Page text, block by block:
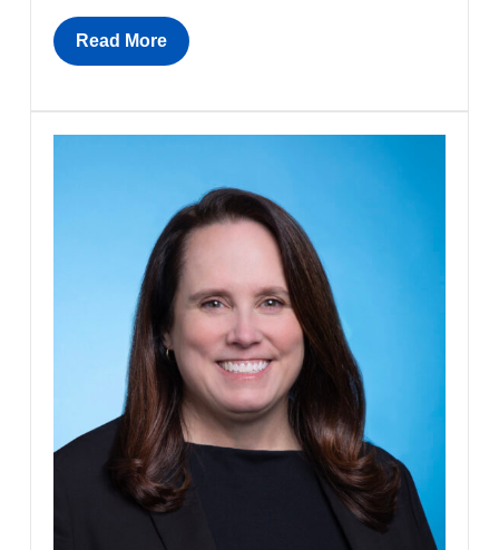
Read More